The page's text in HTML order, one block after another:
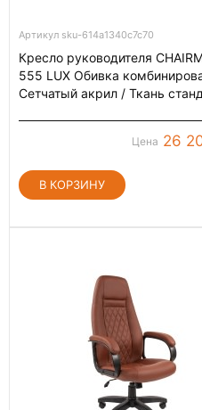
Артикул sku-614a1340c7c70
Кресло руководителя
555 LUX Обивка
Сетчатый акрил / Ткань
Цена 26